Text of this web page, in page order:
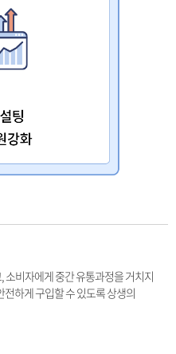
소비자에게 중간 유통과정을 거치지
하게 구입할 수 있도록 상생의